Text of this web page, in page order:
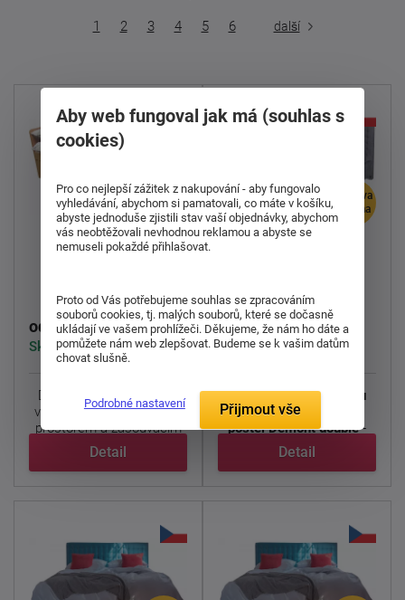
6
5
4
3
2
1 další
od 9 280 Kč
Skladem > 5 ks
Dřevěná postel Rango s
velkým děleným úložným
prostorem a zasouvacím
...
Detail
doprava
zdarma
od13 189 Kč
Skladem > 5 ks
Představujeme českou
čalouněnou
postel Demont double-
elegantní a ...
Detail
Aby web fungoval jak má (souhlas s
cookies)
Pro co nejlepší zážitek z nakupování - aby fungovalo
vyhledávání, abychom si pamatovali, co máte v košíku,
abyste jednoduše zjistili stav vaší objednávky, abychom
vás neobtěžovali nevhodnou reklamou a abyste se
nemuseli pokaždé přihlašovat.
Proto od Vás potřebujeme souhlas se zpracováním
souborů cookies, tj. malých souborů, které se dočasně
ukládají ve vašem prohlížeči. Děkujeme, že nám ho dáte a
pomůžete nám web zlepšovat. Budeme se k vašim datům
chovat slušně.
Podrobné nastavení Přijmout vše